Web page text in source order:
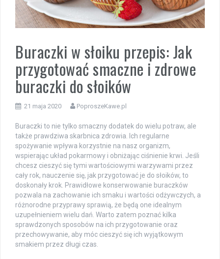
Buraczki w słoiku przepis: Jak
przygotować smaczne i zdrowe
buraczki do słoików
21 maja 2020 PoproszeKawe.pl
Buraczki to nie tylko smaczny dodatek do wielu potraw, ale
także prawdziwa skarbnica zdrowia. Ich regularne
spożywanie wpływa korzystnie na nasz organizm,
wspierając układ pokarmowy i obniżając ciśnienie krwi. Jeśli
chcesz cieszyć się tymi wartościowymi warzywami przez
cały rok, nauczenie się, jak przygotować je do słoików, to
doskonały krok. Prawidłowe konserwowanie buraczków
pozwala na zachowanie ich smaku i wartości odżywczych, a
różnorodne przyprawy sprawią, że będą one idealnym
uzupełnieniem wielu dań. Warto zatem poznać kilka
sprawdzonych sposobów na ich przygotowanie oraz
przechowywanie, aby móc cieszyć się ich wyjątkowym
smakiem przez długi czas.